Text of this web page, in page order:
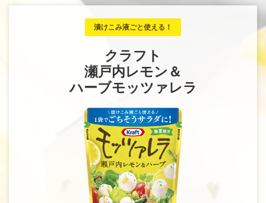
漬けこみ液ごと使える！
クラフト
瀬戸内レモン＆
ハーブモッツァレラ